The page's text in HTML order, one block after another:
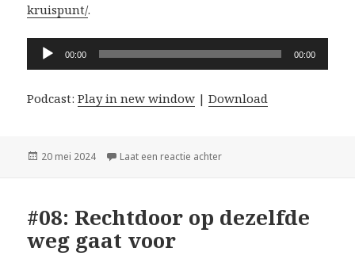
kruispunt/.
Audiospeler
00:00 00:00
Podcast:Play in new window |Download
Geplaatst
20 mei 2024 Laat een reactie achterop #09: Het Kruispunt
#08: Rechtdoor op dezelfde
weg gaat voor